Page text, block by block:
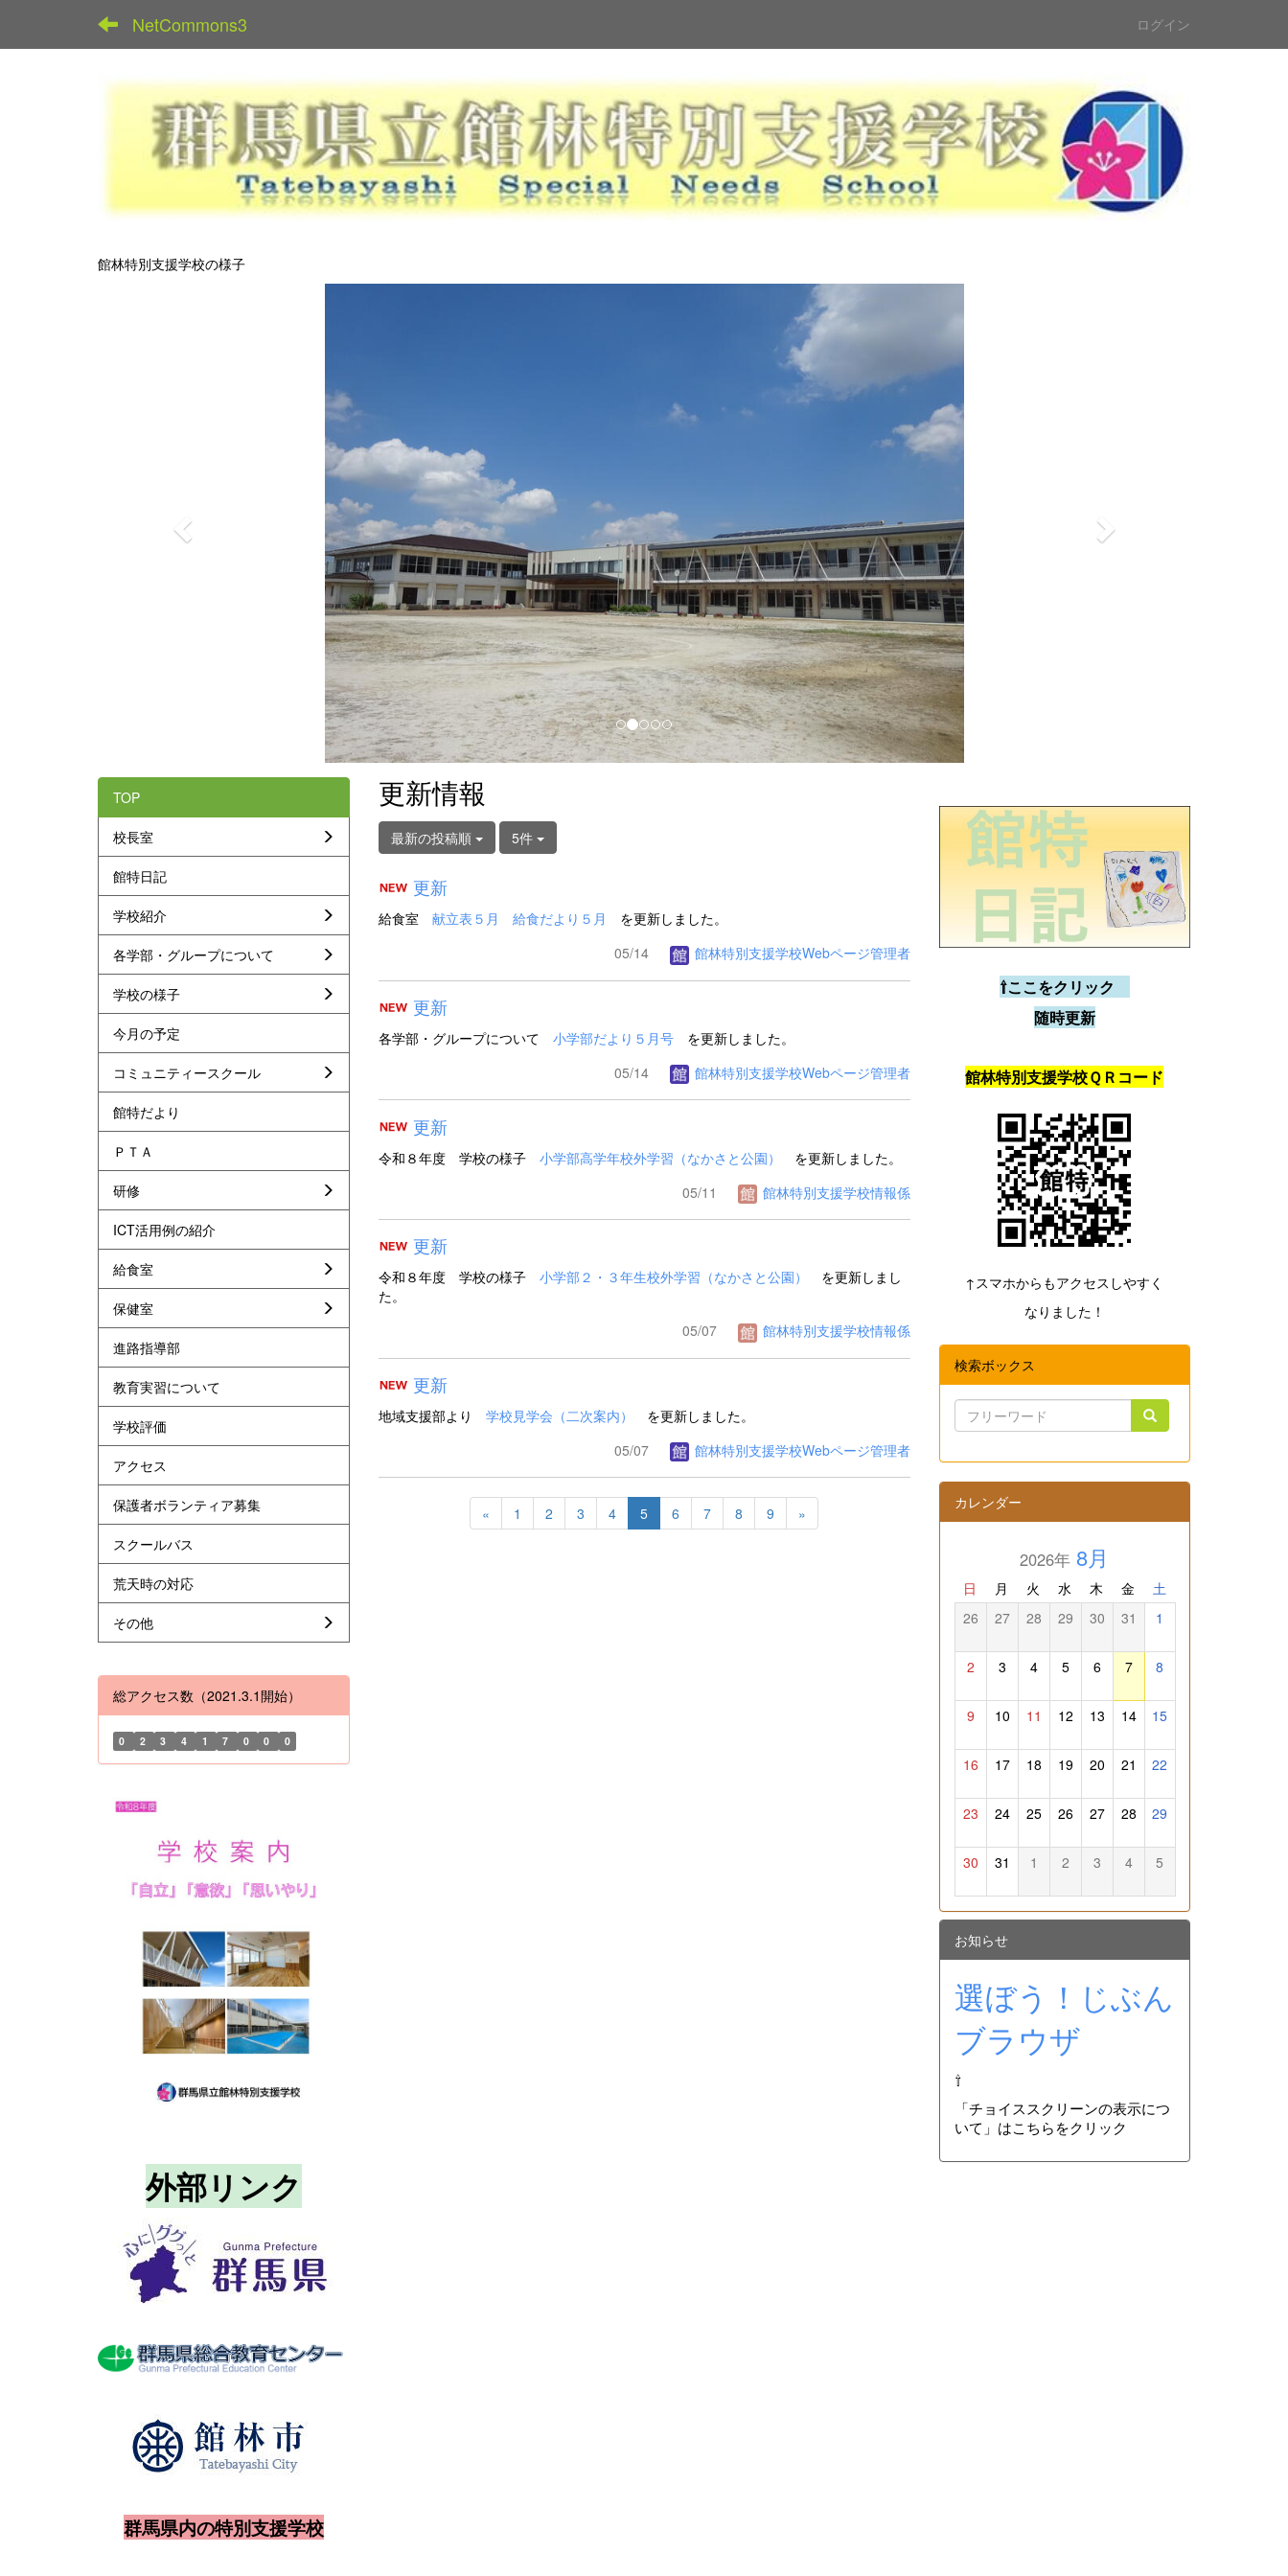
NetCommons3 ログイン
館林特別支援学校の様子
更新情報
最新の投稿順 5件
更新
給食室 献立表５月 給食だより５月
を更新しました。
05/14
館林特別支援学校Webページ管理者
更新
各学部・グループについて 小学部だより５月号を更新しました。
05/14
館林特別支援学校Webページ管理者
更新
令和８年度 学校の様子 小学部高学年校外学習（なかさと公園）
を更新しました。
05/11
館林特別支援学校情報係
更新
令和８年度 学校の様子 小学部２・３年生校外学習（なかさと公園）
を更新しまし
た。
05/07
館林特別支援学校情報係
更新
地域支援部より 学校見学会（二次案内）
を更新しました。
05/07
館林特別支援学校Webページ管理者
« 1 2 3 4 5 6 7 8 9 »
TOP
校長室
館特日記
学校紹介
各学部・グループについて
学校の様子
今月の予定
コミュニティースクール
館特だより
ＰＴＡ
研修
ICT活用例の紹介
給食室
保健室
進路指導部
教育実習について
学校評価
アクセス
保護者ボランティア募集
スクールバス
荒天時の対応
その他
総アクセス数（2021.3.1開始）
0 2 3 4 1 7 0 0 0
外部リンク
群馬県内の特別支援学校
⇧ここをクリック
随時更新
館林特別支援学校ＱＲコード
↑スマホからもアクセスしやすく
なりました！
検索ボックス
カレンダー
2026年 8月
日 月 火 水 木 金 土
26 27 28 29 30 31 1
2 3 4 5 6 7 8
9 10 11 12 13 14 15
16 17 18 19 20 21 22
23 24 25 26 27 28 29
30 31 1 2 3 4 5
お知らせ
選ぼう！じぶん
ブラウザ
⇧
「チョイススクリーンの表示につ
いて」はこちらをクリック